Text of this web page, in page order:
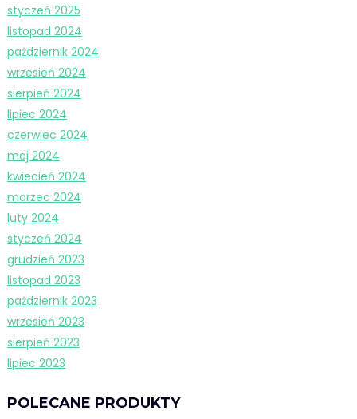
styczeń 2025
listopad 2024
październik 2024
wrzesień 2024
sierpień 2024
lipiec 2024
czerwiec 2024
maj 2024
kwiecień 2024
marzec 2024
luty 2024
styczeń 2024
grudzień 2023
listopad 2023
październik 2023
wrzesień 2023
sierpień 2023
lipiec 2023
POLECANE PRODUKTY